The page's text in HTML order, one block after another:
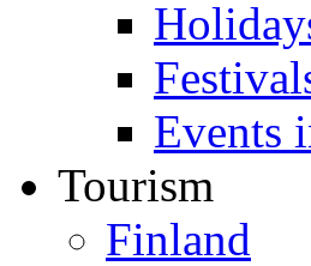
Events
Tourism
Finland